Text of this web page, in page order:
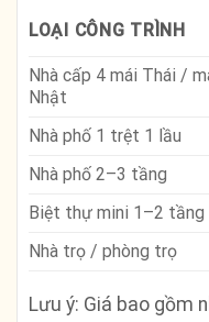
LOẠI CÔNG TRÌNH
Nhà cấp 4 mái Thái /
Nhật
Nhà phố 1 trệt 1 lầu
Nhà phố 2–3 tầng
Biệt thự mini 1–2 tầng
Nhà trọ / phòng trọ
Lưu ý: Giá bao gồm